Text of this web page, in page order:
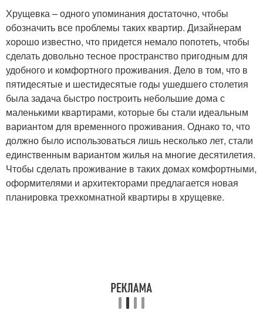
Хрущевка – одного упоминания достаточно, чтобы
обозначить все проблемы таких квартир. Дизайнерам
хорошо известно, что придется немало попотеть, чтобы
сделать довольно тесное пространство пригодным для
удобного и комфортного проживания. Дело в том, что в
пятидесятые и шестидесятые годы ушедшего столетия
была задача быстро построить небольшие дома с
маленькими квартирами, которые бы стали идеальным
вариантом для временного проживания. Однако то, что
должно было использоваться лишь несколько лет, стали
единственным вариантом жилья на многие десятилетия.
Чтобы сделать проживание в таких домах комфортными,
оформителями и архитекторами предлагается новая
планировка трехкомнатной квартиры в хрущевке.